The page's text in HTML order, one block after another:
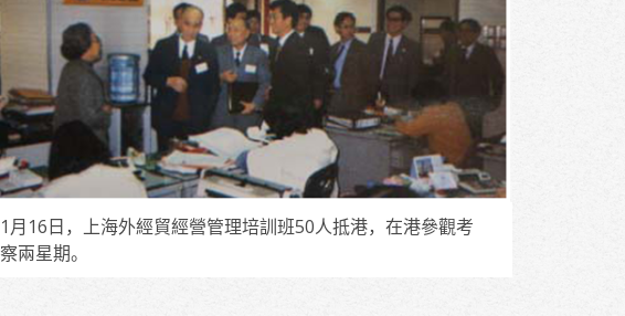
1月16日，上海外經貿經營管理培訓班50人抵港，在港參觀考
察兩星期。